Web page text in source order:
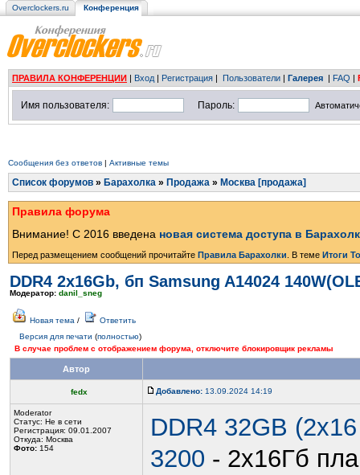
Overclockers.ru Конференция
ПРАВИЛА КОНФЕРЕНЦИИ | Вход | Регистрация | Пользователи | Галерея | FAQ |
Имя пользователя: Пароль:
Сообщения без ответов | Активные темы
Список форумов » Барахолка » Продажа » Москва [продажа]
Правила форума
Внимание! С 2016 введена новая система доступа в
Перед размещением сообщений прочитайте Правила Барахолки . В теме Итоги
DDR4 2x16Gb, бп Samsung A14024
Модератор: danil_sneg
Новая тема /
Ответить
Версия для печати (полностью)
В случае проблем с отображением форума, отключите блокировщик рекламы
Автор
fedx Добавлено: 13.09.2024 14:19
Moderator
Статус: Не в сети
Регистрация: 09.01.2007
Откуда: Москва
Фото: 154
DDR4 32GB
3200 - 2x16Гб